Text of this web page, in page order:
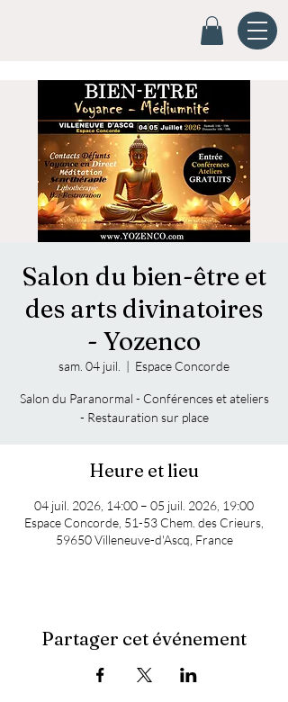
Salon du bien-être et
des arts divinatoires
- Yozenco
sam. 04 juil.
  |
Espace Concorde
Salon du Paranormal - Conférences et ateliers
- Restauration sur place
Heure et lieu
04 juil. 2026, 14:00 – 05 juil. 2026, 19:00
Espace Concorde, 51-53 Chem. des Crieurs,
59650 Villeneuve-d'Ascq, France
Partager cet événement